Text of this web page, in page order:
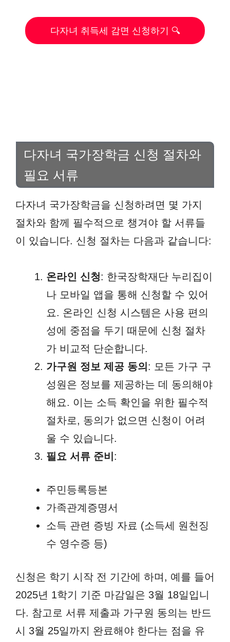
다자녀 취득세 감면 신청하기 🔍
다자녀 국가장학금 신청 절차와
필요 서류
다자녀 국가장학금을 신청하려면 몇 가지
절차와 함께 필수적으로 챙겨야 할 서류들
이 있습니다. 신청 절차는 다음과 같습니다:
온라인 신청: 한국장학재단 누리집이
나 모바일 앱을 통해 신청할 수 있어
요. 온라인 신청 시스템은 사용 편의
성에 중점을 두기 때문에 신청 절차
가 비교적 단순합니다.
가구원 정보 제공 동의 : 모든 가구 구
성원은 정보를 제공하는 데 동의해야
해요. 이는 소득 확인을 위한 필수적
절차로, 동의가 없으면 신청이 어려
울 수 있습니다.
필요 서류 준비 :
주민등록등본
가족관계증명서
소득 관련 증빙 자료 (소득세 원천징
수 영수증 등)
신청은 학기 시작 전 기간에 하며, 예를 들어
2025년 1학기 기준 마감일은 3월 18일입니
다. 참고로 서류 제출과 가구원 동의는 반드
시 3월 25일까지 완료해야 한다는 점을 유